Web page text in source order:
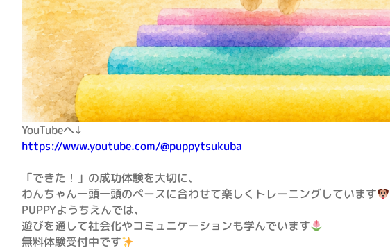
YouTubeへ↓
https://www.youtube.com/@puppytsukuba
「できた！」の成功体験を大切に、
わんちゃん一頭一頭のペースに合わせて楽しくトレーニングしています
PUPPYようちえんでは、
遊びを通して社会化やコミュニケーションも学んでいます
無料体験受付中です